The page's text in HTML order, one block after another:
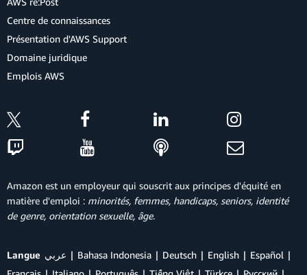
Centre de connaissances
Présentation d'AWS Support
Domaine juridique
Emplois AWS
Amazon est un employeur qui souscrit aux principes d'équité en
matière d'emploi : minorités, femmes, handicaps, seniors, identité
de genre, orientation sexuelle, âge.
Langue عربي Bahasa Indonesia Deutsch English
Español